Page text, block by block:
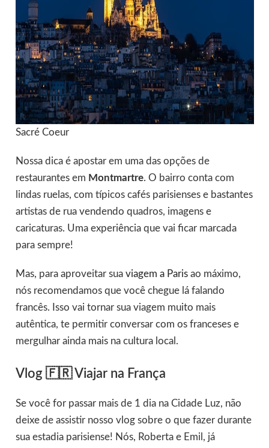
Sacré Coeur
Nossa dica é apostar em uma das opções de
restaurantes em Montmartre. O bairro conta com
lindas ruelas, com típicos cafés parisienses e bastantes
artistas de rua vendendo quadros, imagens e
caricaturas. Uma experiência que vai ficar marcada
para sempre!
Mas, para aproveitar sua viagem a Parisao máximo,
nós recomendamos que você chegue lá falando
francês. Isso vai tornar sua viagem muito mais
autêntica, te permitir conversar com os franceses e
mergulhar ainda mais na cultura local.
Vlog 🇫🇷 Viajar na França
Se você for passar mais de 1 dia na Cidade Luz, não
deixe de assistir nosso vlog sobre o que fazer durante
sua estadia parisiense! Nós, Roberta e Emil, já